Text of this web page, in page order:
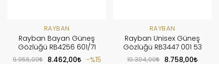
RAYBAN
Rayban Bayan Güneş
Gözlüğü RB4256 601/71
9.956,00 8.462,00 %15
RAYBAN
Rayban Unisex Güneş
Gözlüğü RB3447 001 53
10.304,00
8.758,00